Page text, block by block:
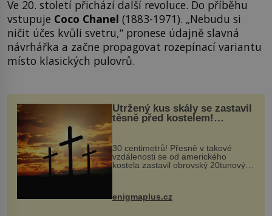
Ve 20. století přichází další revoluce. Do příběhu
vstupuje Coco Chanel (1883-1971). „Nebudu si
ničit účes kvůli svetru,“ pronese údajně slavná
návrhářka a začne propagovat rozepínací variantu
místo klasických pulovrů.
Utržený kus skály se zastavil
těsně před kostelem!
Ochránila ho boží síla?
30 centimetrů! Přesně v takové
vzdálenosti se od amerického
kostela zastavil obrovský 20tunový
...
enigmaplus.cz